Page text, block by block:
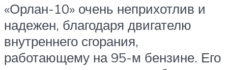
«Орлан-10» очень неприхотлив и
надежен, благодаря двигателю
внутреннего сгорания,
работающему на 95-м бензине. Его